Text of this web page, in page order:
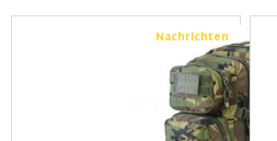
Nachrichten